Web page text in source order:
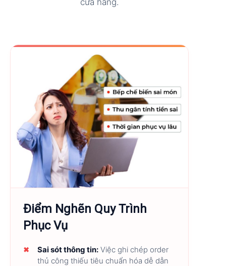
Điểm Nghẽn Quy Trình
Phục Vụ
Sai sót thông tin: Việc ghi chép order
thủ công thiếu tiêu chuẩn hóa dễ dẫn